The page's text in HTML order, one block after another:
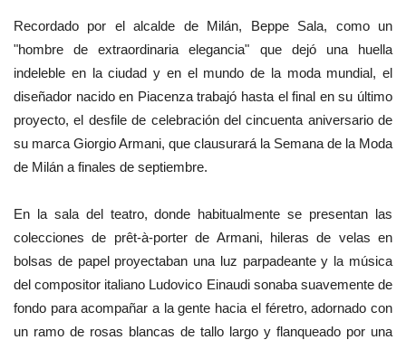
Recordado por el alcalde de Milán, Beppe Sala, como un
"hombre de extraordinaria elegancia" que dejó una huella
indeleble en la ciudad y en el mundo de la moda mundial, el
diseñador nacido en Piacenza trabajó hasta el final en su último
proyecto, el desfile de celebración del cincuenta aniversario de
su marca Giorgio Armani, que clausurará la Semana de la Moda
de Milán a finales de septiembre.
En la sala del teatro, donde habitualmente se presentan las
colecciones de prêt-à-porter de Armani, hileras de velas en
bolsas de papel proyectaban una luz parpadeante y la música
del compositor italiano Ludovico Einaudi sonaba suavemente de
fondo para acompañar a la gente hacia el féretro, adornado con
un ramo de rosas blancas de tallo largo y flanqueado por una